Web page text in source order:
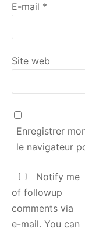
E-mail *
Site web
Enregistrer
le navigateur
Notify me
of followup
comments via
e-mail. You can